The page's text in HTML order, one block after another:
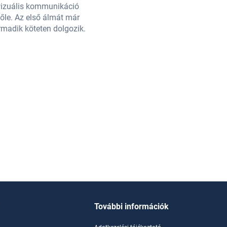
kommunikáció
Az első álmát már
köteten dolgozik.
További információk